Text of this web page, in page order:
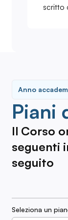
scritto
Piani
Anno
Il Corso
seguenti
seguito
Seleziona un